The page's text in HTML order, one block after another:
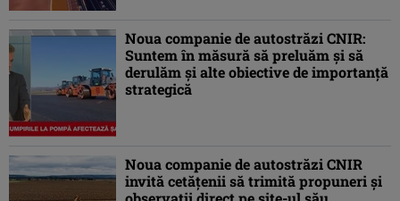
Noua companie de autostrăzi CNIR:
Suntem în măsură să preluăm și să
derulăm și alte obiective de importanță
strategică
Noua companie de autostrăzi CNIR
invită cetățenii să trimită propuneri și